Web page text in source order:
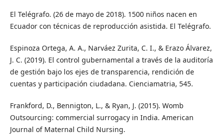
El Telégrafo. (26 de mayo de 2018). 1500 niños nacen en
Ecuador con técnicas de reproducción asistida. El Telégrafo.
Espinoza Ortega, A. A., Narváez Zurita, C. I., & Erazo Álvarez,
J. C. (2019). El control gubernamental a través de la auditoría
de gestión bajo los ejes de transparencia, rendición de
cuentas y participación ciudadana. Cienciamatria, 545.
Frankford, D., Bennigton, L., & Ryan, J. (2015). Womb
Outsourcing: commercial surrogacy in India. American
Journal of Maternal Child Nursing.